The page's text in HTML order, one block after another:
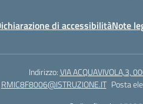
di accessibilitàNote
Indirizzo:VIA ACQUAVIVOLA,3,
RMIC8F8006@ISTRUZIONE.IT Posta